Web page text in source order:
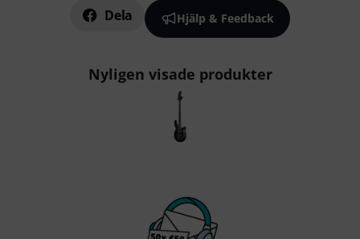
Dela Hjälp & Feedback
Nyligen visade produkter